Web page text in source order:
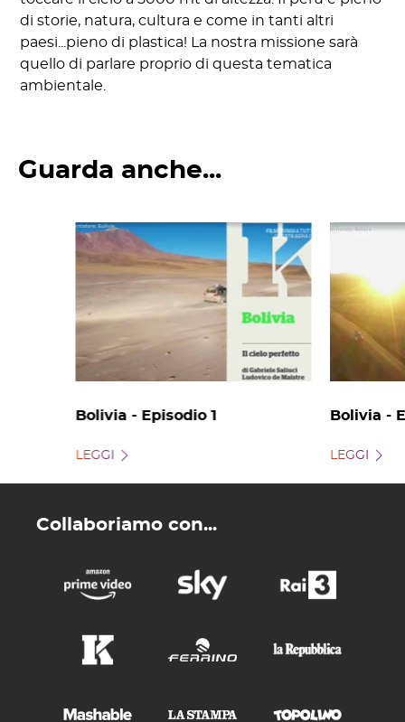
di storie, natura, cultura e come in tanti altri
paesi...pieno di plastica! La nostra missione sarà
quello di parlare proprio di questa tematica
ambientale.
Guarda anche...
Bolivia - Episodio 1
LEGGI
Bolivia -
LEGGI
Collaboriamo con...